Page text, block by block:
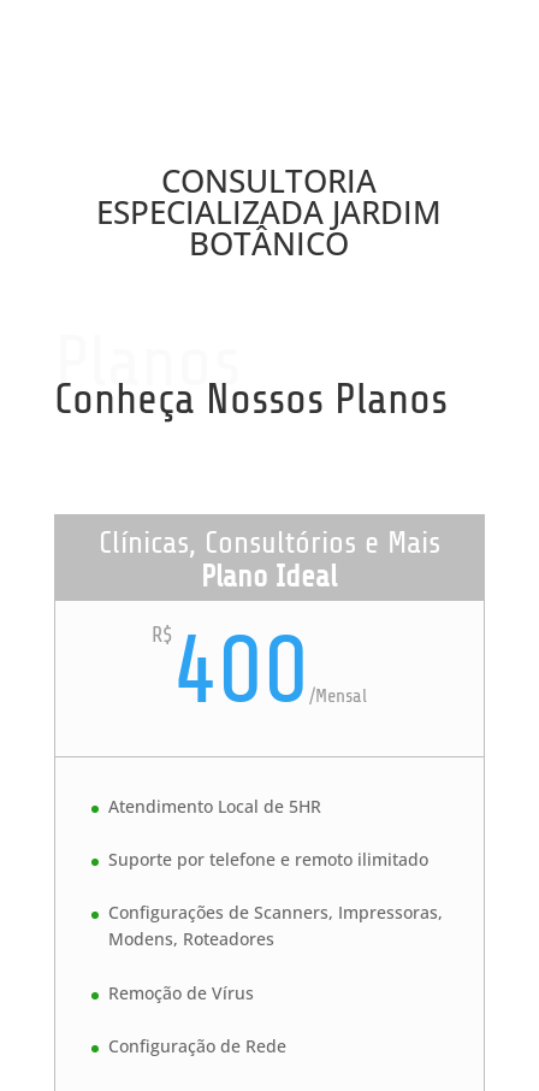
CONSULTORIA
ESPECIALIZADA JARDIM
BOTÂNICO
Planos
Conheça Nossos Planos
Clínicas, Consultórios e Mais
Plano Ideal
R$ 400 /Mensal
Atendimento Local de 5HR
Suporte por telefone e remoto ilimitado
Configurações de Scanners, Impressoras,
Modens, Roteadores
Remoção de Vírus
Configuração de Rede